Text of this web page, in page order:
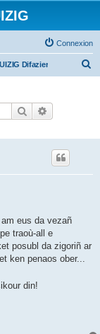
Connexion
Difazier
Rechercher
eus da vezañ
traoù-all e
posubl da zigoriñ ar
ken penaos ober...
din!